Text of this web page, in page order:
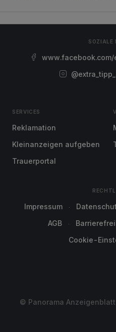
SOZIALE
SERVICES
Reklamation
Kleinanzeigen aufgeben
Trauerportal
Impressum
AGB
Cookie-
© Panorama